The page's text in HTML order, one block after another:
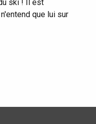
ski ! Il est
que lui sur